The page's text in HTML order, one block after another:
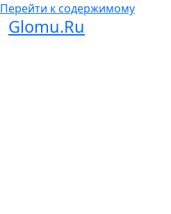
Перейти к содержимому
Glomu.Ru